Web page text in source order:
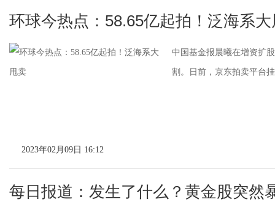
环球今热点：58.65亿起拍！泛海系
中国基金报晨曦在增资扩
割。日前，京东拍卖平台
2023年02月09日 16:12
每日报道：发生了什么？黄金股突然